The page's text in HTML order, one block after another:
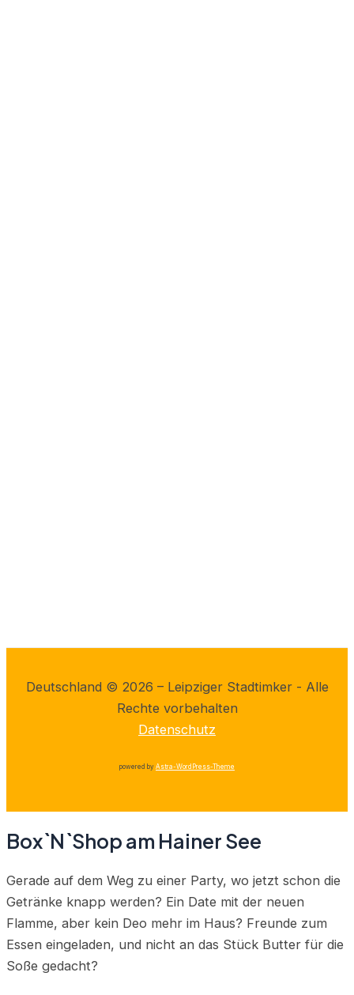
Deutschland © 2026 – Leipziger Stadtimker - Alle
Rechte vorbehalten
Datenschutz
powered by Astra-WordPress-Theme
Box`N`Shop am Hainer See
Gerade auf dem Weg zu einer Party, wo jetzt schon die
Getränke knapp werden? Ein Date mit der neuen
Flamme, aber kein Deo mehr im Haus? Freunde zum
Essen eingeladen, und nicht an das Stück Butter für die
Soße gedacht?